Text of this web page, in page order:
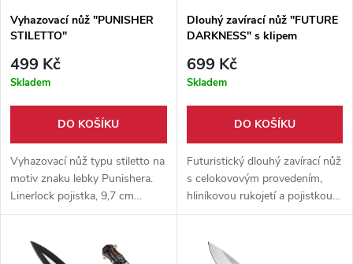
čepelí a klipem. Ideální pro EDC,
servis i outdoorové použití.
Vyhazovací nůž "PUNISHER
STILETTO"
499 Kč
Skladem
DO KOŠÍKU
Vyhazovací nůž typu stiletto na
motiv znaku lebky Punishera.
Linerlock pojistka, 9,7 cm
dlouhá ostrá čepel, z nerezové
vyrobena z ABS plastu.
Dlouhý zavírací nůž "FUTURE
DARKNESS" s klipem
699 Kč
Skladem
DO KOŠÍKU
Futuristický dlouhý zavírací nůž
s celokovovým provedením,
hliníkovou rukojetí a pojistkou
linerlock. Ideální pro stylové
kousek.